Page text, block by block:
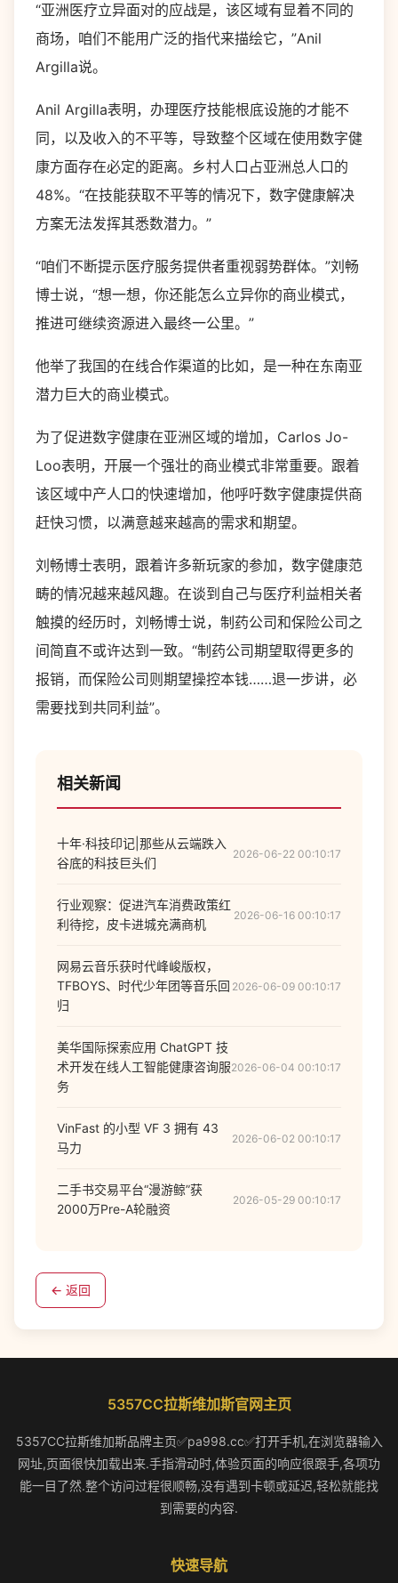
“亚洲医疗立异面对的应战是，该区域有显着不同的
商场，咱们不能用广泛的指代来描绘它，”Anil
Argilla说。
Anil Argilla表明，办理医疗技能根底设施的才能不
同，以及收入的不平等，导致整个区域在使用数字健
康方面存在必定的距离。乡村人口占亚洲总人口的
48%。“在技能获取不平等的情况下，数字健康解决
方案无法发挥其悉数潜力。”
“咱们不断提示医疗服务提供者重视弱势群体。”刘畅
博士说，“想一想，你还能怎么立异你的商业模式，
推进可继续资源进入最终一公里。”
他举了我国的在线合作渠道的比如，是一种在东南亚
潜力巨大的商业模式。
为了促进数字健康在亚洲区域的增加，Carlos Jo-
Loo表明，开展一个强壮的商业模式非常重要。跟着
该区域中产人口的快速增加，他呼吁数字健康提供商
赶快习惯，以满意越来越高的需求和期望。
刘畅博士表明，跟着许多新玩家的参加，数字健康范
畴的情况越来越风趣。在谈到自己与医疗利益相关者
触摸的经历时，刘畅博士说，制药公司和保险公司之
间简直不或许达到一致。“制药公司期望取得更多的
报销，而保险公司则期望操控本钱……退一步讲，必
需要找到共同利益”。
相关新闻
十年·科技印记|那些从云端跌入
谷底的科技巨头们
2026-06-22 00:10:17
行业观察：促进汽车消费政策红
利待挖，皮卡进城充满商机
2026-06-16 00:10:17
网易云音乐获时代峰峻版权，
TFBOYS、时代少年团等音乐回
归
2026-06-09 00:10:17
美华国际探索应用 ChatGPT 技
术开发在线人工智能健康咨询服
务
2026-06-04 00:10:17
VinFast 的小型 VF 3 拥有 43
马力
2026-06-02 00:10:17
二手书交易平台“漫游鲸”获
2000万Pre-A轮融资
2026-05-29 00:10:17
← 返回
5357CC拉斯维加斯官网主页
5357CC拉斯维加斯品牌主页✅pa998.cc✅打开手机,在浏览器输入
网址,页面很快加载出来.手指滑动时,体验页面的响应很跟手,各项功
能一目了然.整个访问过程很顺畅,没有遇到卡顿或延迟,轻松就能找
到需要的内容.
快速导航